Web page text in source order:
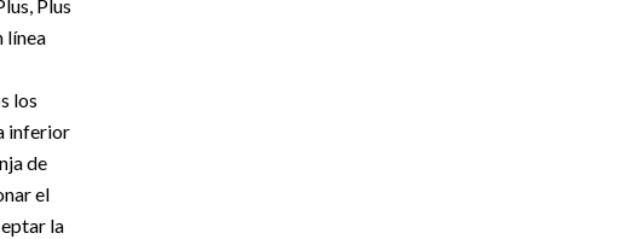
Plus
línea
los
inferior
de
el
la